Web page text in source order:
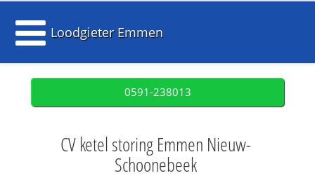
Loodgieter Emmen
0591-238013
CV ketel storing Emmen Nieuw-
Schoonebeek